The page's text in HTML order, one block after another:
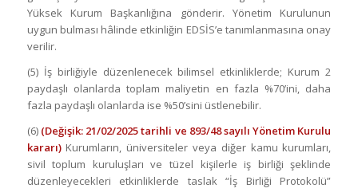
Yüksek Kurum Başkanlığına gönderir. Yönetim Kurulunun
uygun bulması hâlinde etkinliğin EDSİS’e tanımlanmasına onay
verilir.
(5) İş birliğiyle düzenlenecek bilimsel etkinliklerde; Kurum 2
paydaşlı olanlarda toplam maliyetin en fazla %70’ini, daha
fazla paydaşlı olanlarda ise %50’sini üstlenebilir.
(6) (Değişik: 21/02/2025 tarihli ve 893/48 sayılı Yönetim Kurulu
kararı) Kurumların, üniversiteler veya diğer kamu kurumları,
sivil toplum kuruluşları ve tüzel kişilerle iş birliği şeklinde
düzenleyecekleri etkinliklerde taslak “İş Birliği Protokolü”